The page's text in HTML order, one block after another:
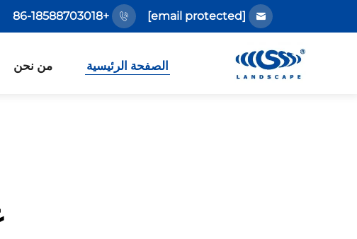
[email protected]
+86-18588703018
الصفحة الرئيسية من نحن